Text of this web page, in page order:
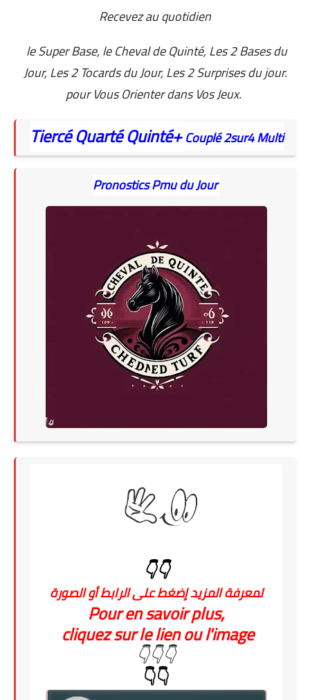
Recevez au quotidien
le Super Base, le Cheval de Quinté, Les 2 Bases du
Jour, Les 2 Tocards du Jour, Les 2 Surprises du jour.
pour Vous Orienter dans Vos Jeux.
TiercéQuartéQuinté+Couplé2sur4Multi
Pronostics Pmu du Jour
👇👇
لمعرفة المزيد إضغط على الرابط أو الصورة
Pour en savoir plus,
cliquez sur le lien ou l'image
👇👇👇
👇👇